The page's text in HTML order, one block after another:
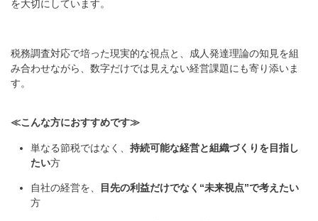
を大切にしています。
税務調査対応で培った現実的な視点と、成人発達理論の知見を組
み合わせながら、数字だけでは見えない経営課題にも寄り添いま
す。
≪こんな方におすすめです≫
単なる節税ではなく、 持続可能な経営と組織づくりを目指し
たい方
自社の経営を、 目先の利益だけでなく “未来視点”で考えたい
方